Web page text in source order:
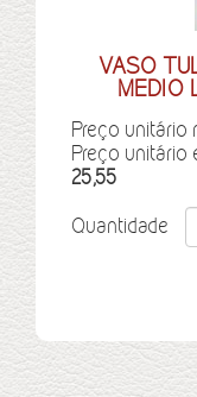
VASO
MEDIO
Preço unitário
Preço unitário
25,55
Quantidade